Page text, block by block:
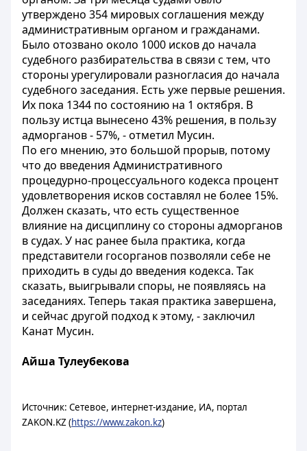
утверждено 354 мировых соглашения между
административным органом и гражданами.
Было отозвано около 1000 исков до начала
судебного разбирательства в связи с тем, что
стороны урегулировали разногласия до начала
судебного заседания. Есть уже первые решения.
Их пока 1344 по состоянию на 1 октября. В
пользу истца вынесено 43% решения, в пользу
адморганов - 57%, - отметил Мусин.
По его мнению, это большой прорыв, потому
что до введения Административного
процедурно-процессуального кодекса процент
удовлетворения исков составлял не более 15%.
Должен сказать, что есть существенное
влияние на дисциплину со стороны адморганов
в судах. У нас ранее была практика, когда
представители госорганов позволяли себе не
приходить в суды до введения кодекса. Так
сказать, выигрывали споры, не появляясь на
заседаниях. Теперь такая практика завершена,
и сейчас другой подход к этому, - заключил
Канат Мусин.
Айша Тулеубекова
Источник: Сетевое, интернет-издание, ИА, портал
ZAKON.KZ (https://www.zakon.kz)